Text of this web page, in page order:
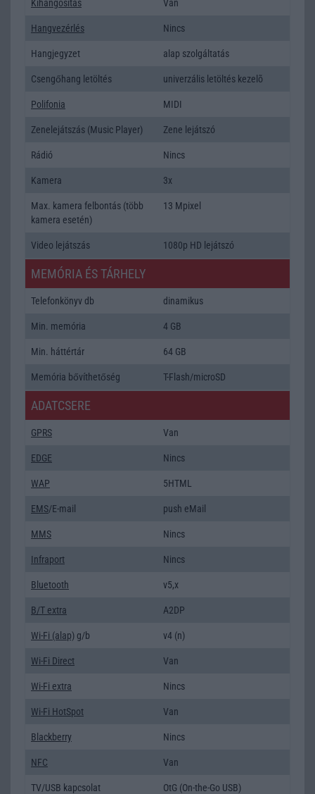
Kihangositás Van
Hangvezérlés Nincs
Hangjegyzet alap szolgáltatás
Csengőhang letöltés univerzális letöltés kezelõ
Polifonia MIDI
Zenelejátszás (Music Player) Zene lejátszó
Rádió Nincs
Kamera 3x
Max. kamera felbontás (több
kamera esetén)
13 Mpixel
Video lejátszás 1080p HD lejátszó
MEMÓRIA ÉS TÁRHELY
Telefonkönyv db dinamikus
Min. memória 4 GB
Min. háttértár 64 GB
Memória bővíthetőség T-Flash/microSD
ADATCSERE
GPRS Van
EDGE Nincs
WAP 5HTML
EMS/E-mail push eMail
MMS Nincs
Infraport Nincs
Bluetooth v5,x
B/T extra A2DP
Wi-Fi (alap) g/b v4 (n)
Wi-Fi Direct Van
Wi-Fi extra Nincs
Wi-Fi HotSpot Van
Blackberry Nincs
NFC Van
TV/USB kapcsolat OtG (On-the-Go USB)